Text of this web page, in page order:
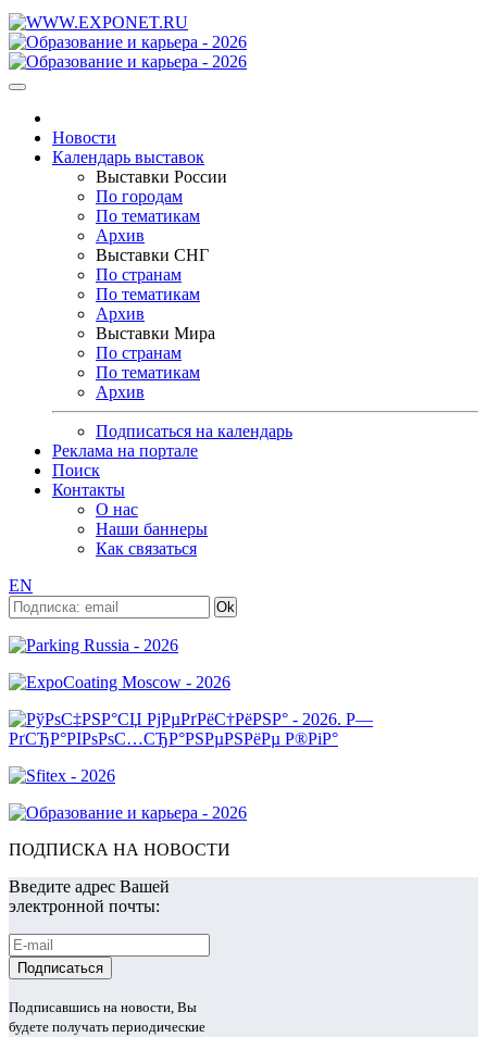
Новости
Календарь выставок
Выставки России
По городам
По тематикам
Архив
Выставки СНГ
По странам
По тематикам
Архив
Выставки Мира
По странам
По тематикам
Архив
Подписаться на календарь
Реклама на портале
Поиск
Контакты
О нас
Наши баннеры
Как связаться
EN
ПОДПИСКА НА НОВОСТИ
Введите адрес Вашей
электронной почты:
Подписавшись на новости, Вы
будете получать периодические